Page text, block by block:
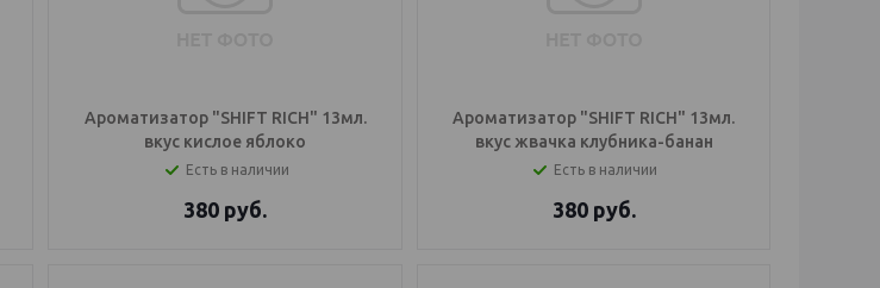
Ароматизатор "SHIFT RICH" 13мл.
вкус кислое яблоко
Есть в наличии
380 руб.
Ароматизатор "SHIFT RICH" 13мл.
вкус жвачка клубника-банан
Есть в наличии
380руб.